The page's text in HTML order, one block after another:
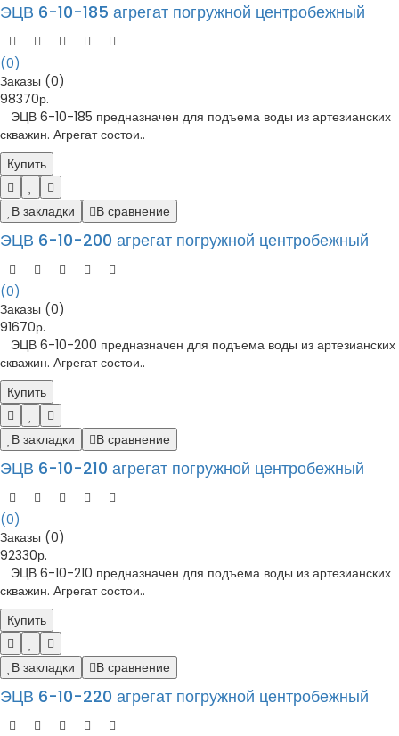
ЭЦВ 6-10-185 агрегат погружной центробежный
(0)
Заказы (0)
98370р.
ЭЦВ 6-10-185 предназначен для подъема воды из артезианских
скважин. Агрегат состои..
Купить
В закладки В сравнение
ЭЦВ 6-10-200 агрегат погружной центробежный
(0)
Заказы (0)
91670р.
ЭЦВ 6-10-200 предназначен для подъема воды из артезианских
скважин. Агрегат состои..
Купить
В закладки В сравнение
ЭЦВ 6-10-210 агрегат погружной центробежный
(0)
Заказы (0)
92330р.
ЭЦВ 6-10-210 предназначен для подъема воды из артезианских
скважин. Агрегат состои..
Купить
В закладки В сравнение
ЭЦВ 6-10-220 агрегат погружной центробежный